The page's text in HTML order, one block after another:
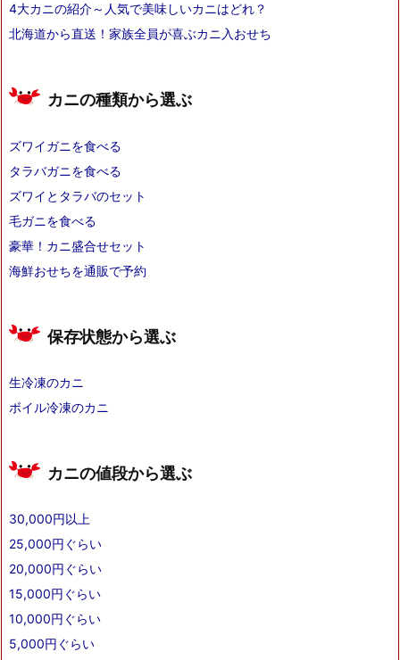
4大カニの紹介～人気で美味しいカニはどれ？
北海道から直送！家族全員が喜ぶカニ入おせち
カニの種類から選ぶ
ズワイガニを食べる
タラバガニを食べる
ズワイとタラバのセット
毛ガニを食べる
豪華！カニ盛合せセット
海鮮おせちを通販で予約
保存状態から選ぶ
生冷凍のカニ
ボイル冷凍のカニ
カニの値段から選ぶ
30,000円以上
25,000円ぐらい
20,000円ぐらい
15,000円ぐらい
10,000円ぐらい
5,000円ぐらい